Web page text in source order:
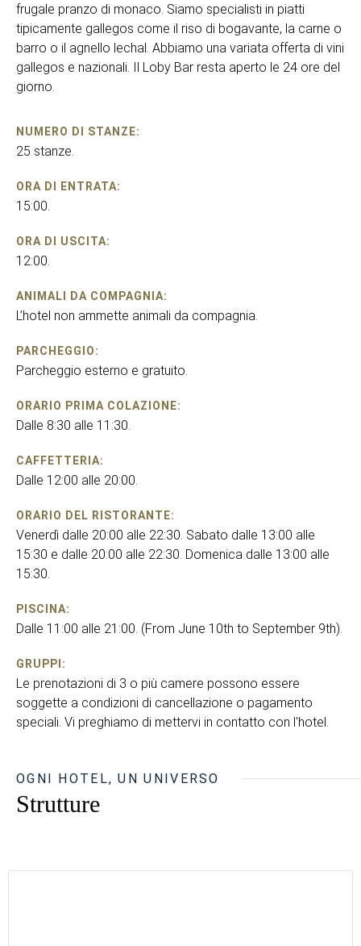
frugale pranzo di monaco. Siamo specialisti in piatti
tipicamente gallegos come il riso di bogavante, la carne o
barro o il agnello lechal. Abbiamo una variata offerta di vini
gallegos e nazionali. Il Loby Bar resta aperto le 24 ore del
giorno.
NUMERO DI STANZE:
25 stanze.
ORA DI ENTRATA:
15:00.
ORA DI USCITA:
12:00.
ANIMALI DA COMPAGNIA:
L’hotel non ammette animali da compagnia.
PARCHEGGIO:
Parcheggio esterno e gratuito.
ORARIO PRIMA COLAZIONE:
Dalle 8:30 alle 11:30.
CAFFETTERIA:
Dalle 12:00 alle 20:00.
ORARIO DEL RISTORANTE:
Venerdì dalle 20:00 alle 22:30. Sabato dalle 13:00 alle
15:30 e dalle 20:00 alle 22:30. Domenica dalle 13:00 alle
15:30.
PISCINA:
Dalle 11:00 alle 21:00. (From June 10th to September 9th).
GRUPPI:
Le prenotazioni di 3 o più camere possono essere
soggette a condizioni di cancellazione o pagamento
speciali. Vi preghiamo di mettervi in contatto con l'hotel.
OGNI HOTEL, UN UNIVERSO
Strutture